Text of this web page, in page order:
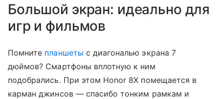
Большой экран: идеально для
игр и фильмов
Помните планшеты с диагональю экрана 7
дюймов? Смартфоны вплотную к ним
подобрались. При этом Honor 8X помещается в
карман джинсов — спасибо тонким рамкам и